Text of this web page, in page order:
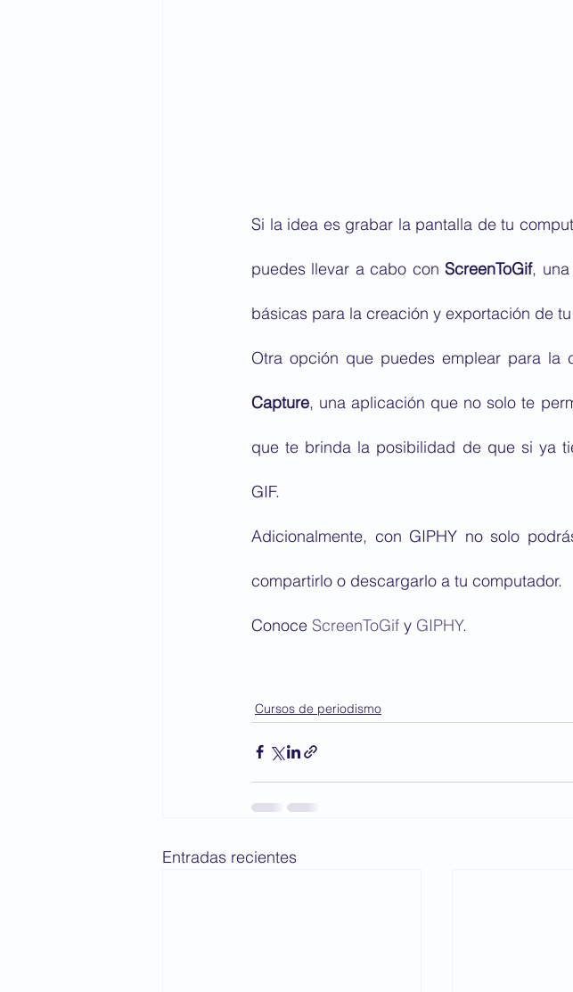
Si la idea es grabar la pantalla de tu
puedes llevar a cabo con ScreenToGif,
básicas para la creación y exportación de
Otra opción que puedes emplear para
Capture, una aplicación que no solo te
que te brinda la posibilidad de que si ya
GIF.
Adicionalmente, con GIPHY no solo
compartirlo o descargarlo a tu computador.
Conoce ScreenToGif y GIPHY.
Cursos de periodismo
Entradas recientes